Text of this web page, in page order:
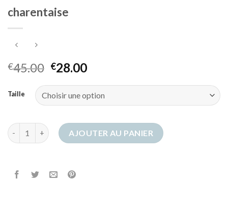
charentaise
€45.00 €28.00
Taille
quantité de charentaiseAJOUTER AU PANIER